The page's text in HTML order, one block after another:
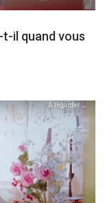
t-il quand vous